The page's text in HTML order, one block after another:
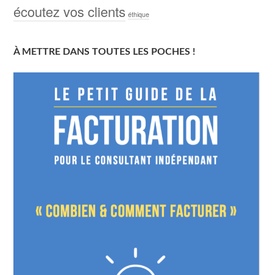
écoutez vos clients éthique
À METTRE DANS TOUTES LES POCHES !